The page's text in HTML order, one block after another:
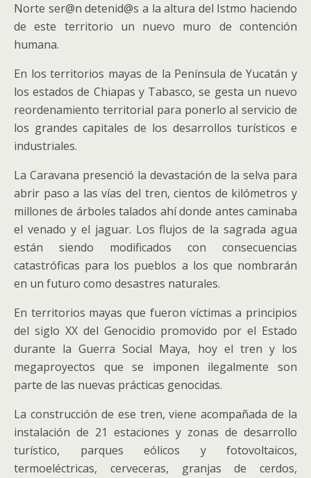
Norte ser@n detenid@s a la altura del Istmo haciendo
de este territorio un nuevo muro de contención
humana.
En los territorios mayas de la Península de Yucatán y
los estados de Chiapas y Tabasco, se gesta un nuevo
reordenamiento territorial para ponerlo al servicio de
los grandes capitales de los desarrollos turísticos e
industriales.
La Caravana presenció la devastación de la selva para
abrir paso a las vías del tren, cientos de kilómetros y
millones de árboles talados ahí donde antes caminaba
el venado y el jaguar. Los flujos de la sagrada agua
están siendo modificados con consecuencias
catastróficas para los pueblos a los que nombrarán
en un futuro como desastres naturales.
En territorios mayas que fueron víctimas a principios
del siglo XX del Genocidio promovido por el Estado
durante la Guerra Social Maya, hoy el tren y los
megaproyectos que se imponen ilegalmente son
parte de las nuevas prácticas genocidas.
La construcción de ese tren, viene acompañada de la
instalación de 21 estaciones y zonas de desarrollo
turístico, parques eólicos y fotovoltaicos,
termoeléctricas, cerveceras, granjas de cerdos,